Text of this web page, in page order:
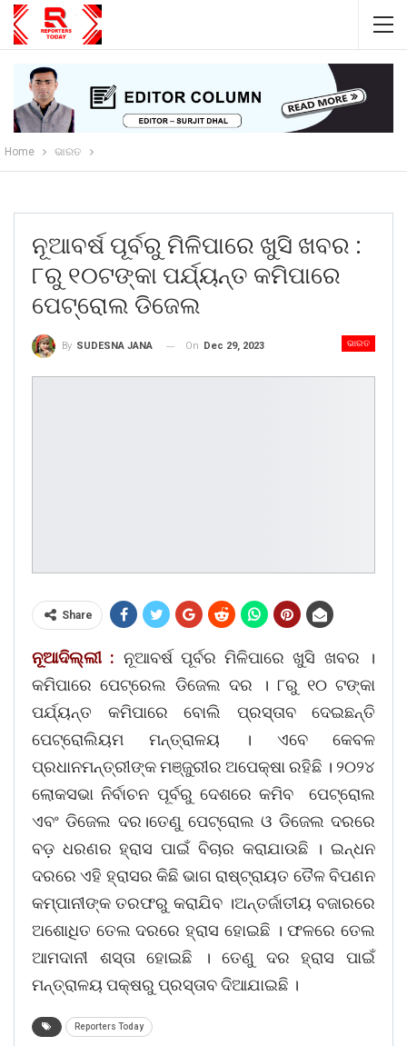
Home ଭାରତ
ନୂଆବର୍ଷ ପୂର୍ବରୁ ମିଳିପାରେ ଖୁସି ଖବର :
୮ରୁ ୧୦ଟଙ୍କା ପର୍ଯ୍ୟନ୍ତ କମିପାରେ
ପେଟ୍ରୋଲ ଡିଜେଲ
ଭାରତ
By SUDESNA JANA On Dec 29, 2023
Share
ନୂଆଦିଲ୍ଲୀ : ନୂଆବର୍ଷ ପୂର୍ବର ମିଳିପାରେ ଖୁସି ଖବର ।
କମିପାରେ ପେଟ୍ରେଲ ଡିଜେଲ ଦର । ୮ରୁ ୧୦ ଟଙ୍କା
ପର୍ଯ୍ୟନ୍ତ କମିପାରେ ବୋଲି ପ୍ରସ୍ତାବ ଦେଇଛନ୍ତି
ପେଟ୍ରୋଲିୟମ ମନ୍ତ୍ରାଳୟ । ଏବେ କେବଳ
ପ୍ରଧାନମନ୍ତ୍ରୀଙ୍କ ମଞ୍ଜୁରୀର ଅପେକ୍ଷା ରହିଛି । ୨୦୨୪
ଲୋକସଭା ନିର୍ବାଚନ ପୂର୍ବରୁ ଦେଶରେ କମିବ ପେଟ୍ରୋଲ
ଏବଂ ଡିଜେଲ ଦର।ତେଣୁ ପେଟ୍ରୋଲ ଓ ଡିଜେଲ ଦରରେ
ବଡ଼ ଧରଣର ହ୍ରାସ ପାଇଁ ବିଚାର କରାଯାଉଛି । ଇନ୍ଧନ
ଦରରେ ଏହି ହ୍ରାସର କିଛି ଭାଗ ରାଷ୍ଟ୍ରାୟତ ତୈଳ ବିପଣନ
କମ୍ପାନୀଙ୍କ ତରଫରୁ କରାଯିବ ।ଅନ୍ତର୍ଜାତୀୟ ବଜାରରେ
ଅଶୋଧିତ ତେଲ ଦରରେ ହ୍ରାସ ହୋଇଛି । ଫଳରେ ତେଲ
ଆମଦାନୀ ଶସ୍ତା ହୋଇଛି । ତେଣୁ ଦର ହ୍ରାସ ପାଇଁ
ମନ୍ତ୍ରାଳୟ ପକ୍ଷରୁ ପ୍ରସ୍ତାବ ଦିଆଯାଇଛି ।
Reporters Today